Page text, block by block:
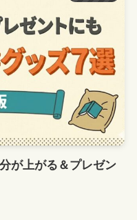
が上がる＆プレゼン